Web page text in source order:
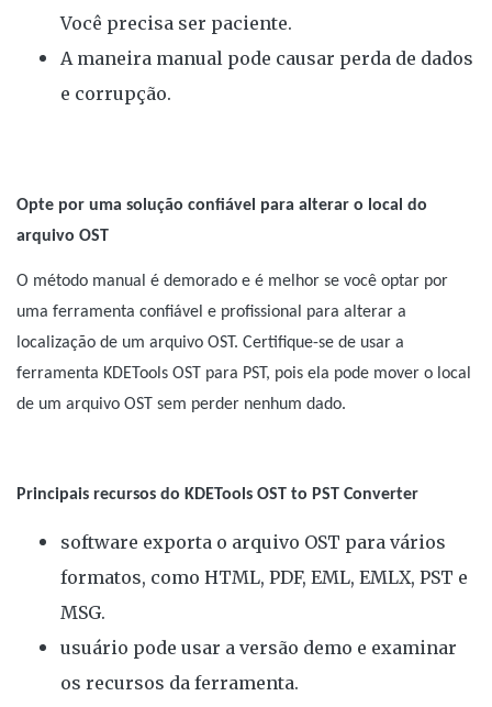
Você precisa ser paciente.
A maneira manual pode causar perda de dados
e corrupção.
Opte por uma solução confiável para alterar o local do
arquivo OST
O método manual é demorado e é melhor se você optar por
uma ferramenta confiável e profissional para alterar a
localização de um arquivo OST. Certifique-se de usar a
ferramenta KDETools OST para PST, pois ela pode mover o local
de um arquivo OST sem perder nenhum dado.
Principais recursos do KDETools OST to PST Converter
software exporta o arquivo OST para vários
formatos, como HTML, PDF, EML, EMLX, PST e
MSG.
usuário pode usar a versão demo e examinar
os recursos da ferramenta.